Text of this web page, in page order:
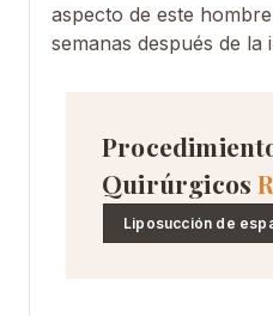
aspecto de este
semanas después de la
Quirúrgicos
Liposucción de